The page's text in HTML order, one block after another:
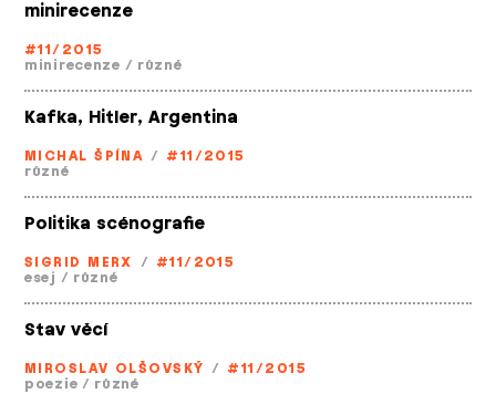
minirecenze
#11/2015
minirecenze / různé
Kafka, Hitler, Argentina
MICHAL ŠPÍNA / #11/2015
různé
Politika scénografie
SIGRID MERX / #11/2015
esej / různé
Stav věcí
MIROSLAV OLŠOVSKÝ / #11/2015
poezie / různé